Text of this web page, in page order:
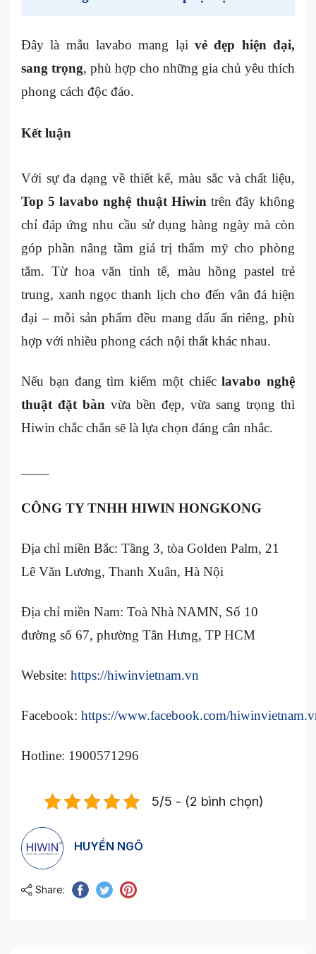
Đây là mẫu lavabo mang lại vẻ đẹp hiện đại,
sang trọng, phù hợp cho những gia chủ yêu thích
phong cách độc đáo.
Kết luận
Với sự đa dạng về thiết kế, màu sắc và chất liệu,
Top 5 lavabo nghệ thuật Hiwin trên đây không
chỉ đáp ứng nhu cầu sử dụng hàng ngày mà còn
góp phần nâng tầm giá trị thẩm mỹ cho phòng
tắm. Từ hoa văn tinh tế, màu hồng pastel trẻ
trung, xanh ngọc thanh lịch cho đến vân đá hiện
đại – mỗi sản phẩm đều mang dấu ấn riêng, phù
hợp với nhiều phong cách nội thất khác nhau.
Nếu bạn đang tìm kiếm một chiếclavabo nghệ
thuật đặt bàn vừa bền đẹp, vừa sang trọng thì
Hiwin chắc chắn sẽ là lựa chọn đáng cân nhắc.
CÔNG TY TNHH HIWIN HONGKONG
Địa chỉ miền Bắc: Tầng 3, tòa Golden Palm, 21
Lê Văn Lương, Thanh Xuân, Hà Nội
Địa chỉ miền Nam: Toà Nhà NAMN, Số 10
đường số 67, phường Tân Hưng, TP HCM
Website: https://hiwinvietnam.vn
Facebook: https://www.facebook.com/
Hotline: 1900571296
5/5 - (2 bình chọn)
HUYỀN NGÔ
Share: